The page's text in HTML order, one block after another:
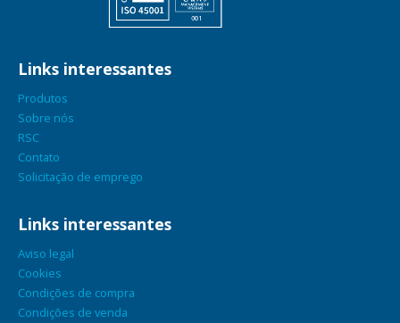
Links interessantes
Produtos
Sobre nós
RSC
Contato
Solicitação de emprego
Links interessantes
Aviso legal
Cookies
Condições de compra
Condições de venda